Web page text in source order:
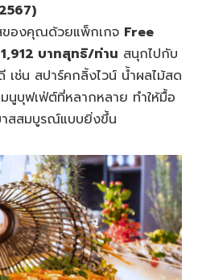
ของคุณด้วยแพ็กเกจ Free
1,912 บาทสุทธิ/ท่าน สนุกไปกับ
เช่น สปาร์คกลิ้งไวน์ น้ำผลไม้สด
นูบุฟเฟ่ต์ที่หลากหลาย ทำให้มื้อ
สสมบูรณ์แบบยิ่งขึ้น